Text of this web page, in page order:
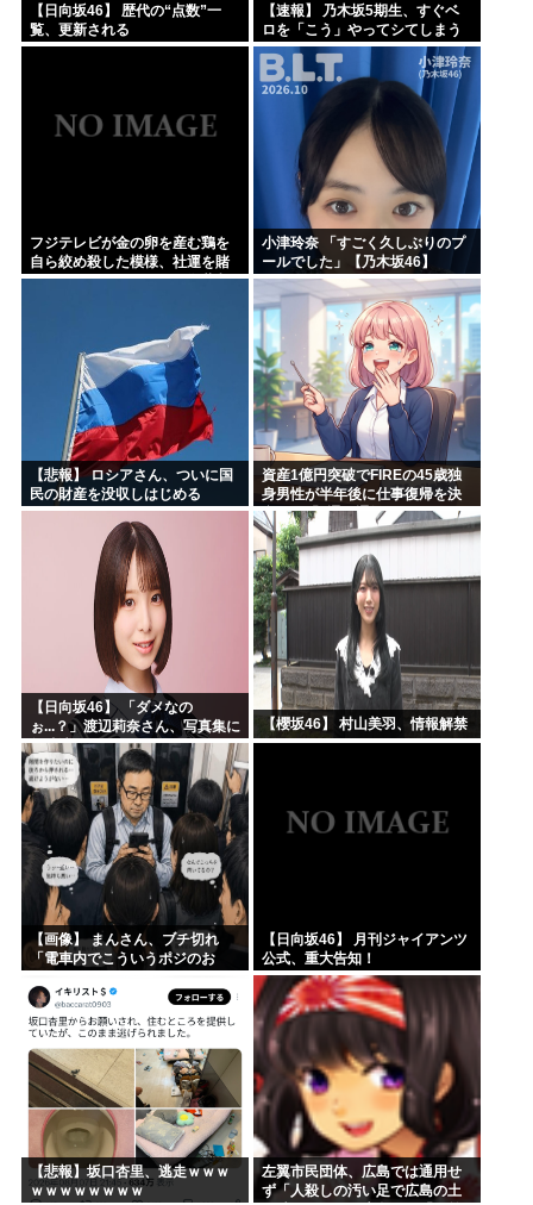
【日向坂46】 歴代の“点数”一
覧、更新される
【速報】 乃木坂5期生、すぐベ
ロを「こう」やってシてしまう
ｗｗｗｗｗｗ
フジテレビが金の卵を産む鶏を
自ら絞め殺した模様、社運を賭
けたドル箱コンテンツが御蔵入
小津玲奈 「すごく久しぶりのプ
ールでした」【乃木坂46】
【悲報】 ロシアさん、ついに国
民の財産を没収しはじめる
資産1億円突破でFIREの45歳独
身男性が半年後に仕事復帰を決
意した「1通の通知」
【日向坂46】 「ダメなの
ぉ...？」渡辺莉奈さん、写真集に
興味津々
【櫻坂46】 村山美羽、情報解禁
【画像】 まんさん、ブチ切れ
「電車内でこういうポジのお
【日向坂46】 月刊ジャイアンツ
公式、重大告知！
【悲報】坂口杏里、逃走ｗｗｗ
ｗｗｗｗｗｗｗｗ
左翼市民団体、広島では通用せ
ず「人殺しの汚い足で広島の土